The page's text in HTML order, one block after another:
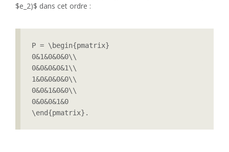
$e_2)$ dans cet ordre :
P = \begin{pmatrix}
0&1&0&0&0\\
0&0&0&0&1\\
1&0&0&0&0\\
0&0&1&0&0\\
0&0&0&1&0
\end{pmatrix}.